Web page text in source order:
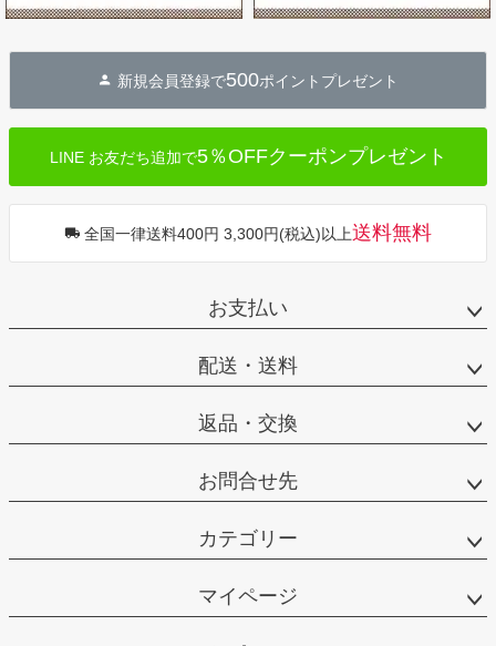
新規会員登録で500ポイントプレゼント
LINE お友だち追加で5％OFFクーポンプレゼント
全国一律送料400円 3,300円(税込)以上送料無料
お支払い
配送・送料
返品・交換
お問合せ先
カテゴリー
マイページ